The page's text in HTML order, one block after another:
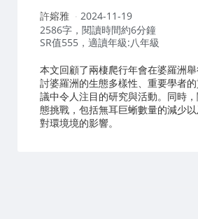
作
者：
許嫆雅
2024-11-19
2586字，閱讀時間約6分鐘
SR值555，適讀年級:八年級
本文回顧了兩棲爬行年會在婆羅洲
討婆羅洲的生態多樣性、重要學者
議中令人注目的研究與活動。同時
態挑戰，包括無耳巨蜥數量的減少
對環境境的影響。